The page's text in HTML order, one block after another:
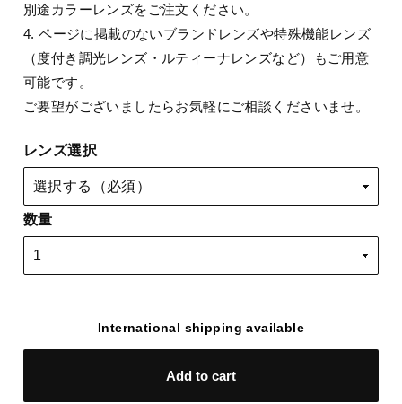
別途カラーレンズをご注文ください。
4. ページに掲載のないブランドレンズや特殊機能レンズ
（度付き調光レンズ・ルティーナレンズなど）もご用意
可能です。
ご要望がございましたらお気軽にご相談くださいませ。
レンズ選択
数量
International shipping available
Add to cart